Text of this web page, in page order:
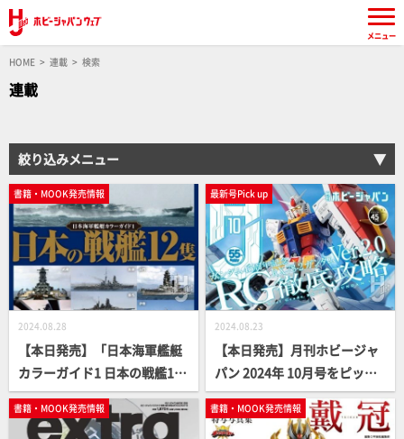
HOME 連載 検索
連載
絞り込みメニュー
書籍・MOOK発売情報
2024.08.28
【本日発売】「日本海軍艦艇
カラーガイド1 日本の戦艦12
隻」【戦艦解体新書】
最新号Pick up
2024.08.23
【本日発売】月刊ホビージャ
パン 2024年 10月号をピック
アップ！
書籍・MOOK発売情報 書籍・MOOK発売情報
メニュー